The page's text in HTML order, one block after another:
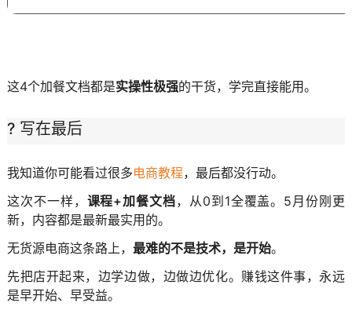
这4个加餐文档都是实操性极强的干货，学完直接能用。
? 写在最后
我知道你可能看过很多电商教程，最后都没行动。
这次不一样， 课程+加餐文档，从0到1全覆盖。5月份刚更
新，内容都是最新最实用的。
无货源电商这条路上， 最难的不是技术，是开始。
先把店开起来，边学边做，边做边优化。赚钱这件事，永远
是早开始、早受益。